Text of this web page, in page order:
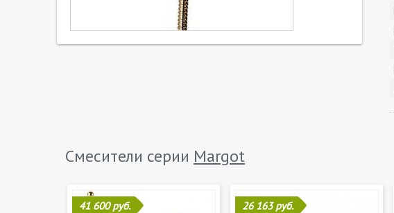
Смесители серии Margot
41 600 руб. 26 163 руб.